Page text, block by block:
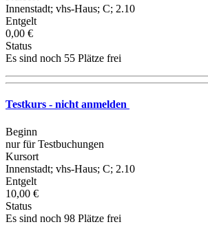
Innenstadt; vhs-Haus; C; 2.10
Entgelt
0,00 €
Status
Es sind noch 55 Plätze frei
Testkurs - nicht anmelden
Beginn
nur für Testbuchungen
Kursort
Innenstadt; vhs-Haus; C; 2.10
Entgelt
10,00 €
Status
Es sind noch 98 Plätze frei